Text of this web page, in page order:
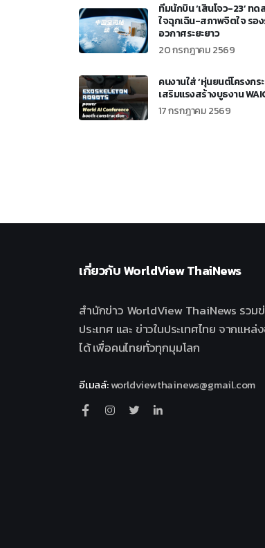
ทีมนักบิน ‘เสินโจว-23’ ท
ใจฉุกเฉิน-สภาพจิตใจ รอ
อวกาศระยะยาว
20 กรกฎาคม 2569
คนงานใส่ ‘หุ่นยนต์โครงกร
เสริมแรงสร้างบูธงาน
17 กรกฎาคม 2569
เกี่ยวกับWorldView ThaiNews
สำนักข่าว WorldView ThaiNews รวม
ประเทศ และ ข่าวในประเทศไทย จากแหล่
ได้ เพื่อคนไทยทั่วทุกมุมโลก
อีเมลล์:worldviewthainews@gmail.com